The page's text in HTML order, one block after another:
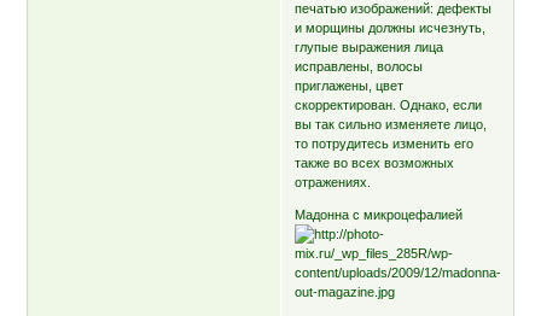
печатью изображений: дефекты
и морщины должны исчезнуть,
глупые выражения лица
исправлены, волосы
приглажены, цвет
скорректирован. Однако, если
вы так сильно изменяете лицо,
то потрудитесь изменить его
также во всех возможных
отражениях.
Мадонна с микроцефалией